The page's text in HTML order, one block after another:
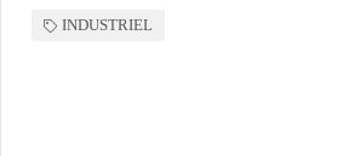
INDUSTRIEL